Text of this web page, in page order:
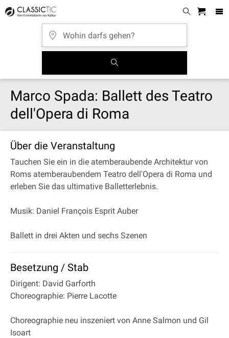
Marco Spada: Ballett des Teatro
dell'Opera di Roma
Über die Veranstaltung
Tauchen Sie ein in die atemberaubende Architektur von
Roms atemberaubendem Teatro dell'Opera di Roma und
erleben Sie das ultimative Balletterlebnis.
Musik: Daniel François Esprit Auber
Ballett in drei Akten und sechs Szenen
Besetzung / Stab
Dirigent: David Garforth
Choreographie: Pierre Lacotte
Choreographie neu inszeniert von Anne Salmon und Gil
Isoart